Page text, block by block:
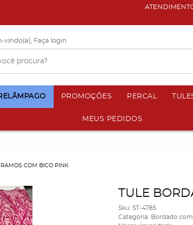
vindo(a), Faça login
PROMOÇÕES PERCAL
MEUS PEDIDOS
COM BICO PINK
TULE
Sku: ST-4785
Categoria: Bordado